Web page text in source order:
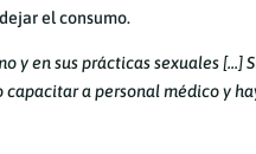
el consumo.
y en sus prácticas sexuales […]
a personal médico y